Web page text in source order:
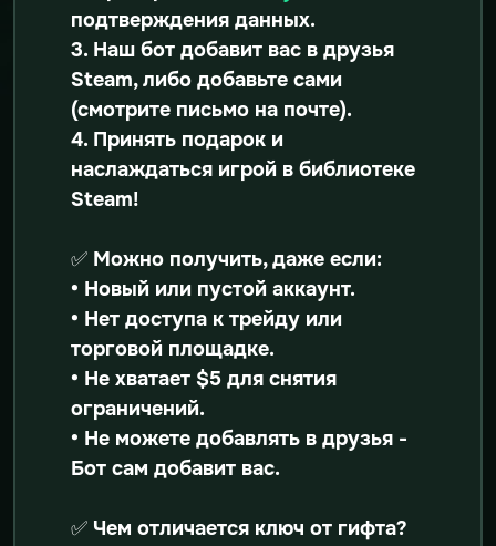
подтверждения данных.
3. Наш бот добавит вас в друзья
Steam, либо добавьте сами
(смотрите письмо на почте).
4. Принять подарок и
наслаждаться игрой в библиотеке
Steam!
✅ Можно получить, даже если:
• Новый или пустой аккаунт.
• Нет доступа к трейду или
торговой площадке.
• Не хватает $5 для снятия
ограничений.
• Не можете добавлять в друзья -
Бот сам добавит вас.
✅ Чем отличается ключ от гифта?